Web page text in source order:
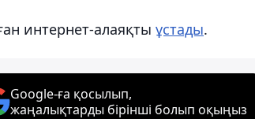
интернет-алаяқты ұстады.
Google-ға қосылып,
жаңалықтарды бірінші болып оқыңыз